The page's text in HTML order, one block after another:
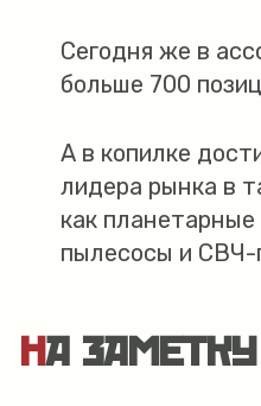
Сегодня же в
больше 700
А в копилке
лидера рынка в
как
пылесосы и СВЧ-
НА ЗАМЕТКУ